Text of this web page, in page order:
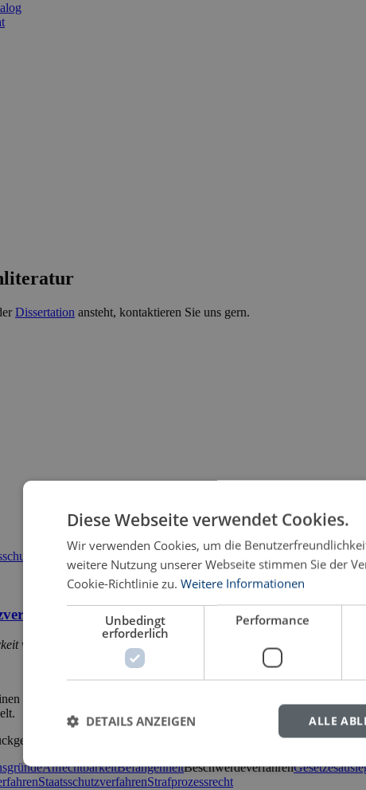
Dissertation ansteht, kontaktieren Sie uns gern.
von Entscheidungen der Oberlandesgerichte über
unparteilichen Richter. Zur Durchsetzung dieses Rechts sind in
worden ist und die Ablehnung einen erkennenden […]
AnfechtbarkeitBefangenheitBeschwerdeverfahren
StaatsschutzverfahrenStrafprozessrecht
Diese Webseite verwendet Cookies.
Wir verwenden Cookies, um die
weitere Nutzung unserer Webseite stimmen Sie der
Cookie-Richtlinie zu. Weitere Informationen
Unbedingt
erforderlich
Performance
ALLE
DETAILS ANZEIGEN